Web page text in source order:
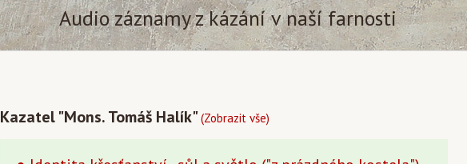
Audio záznamy z kázání v naší farnosti
Kazatel "Mons. Tomáš Halík"(Zobrazit vše)